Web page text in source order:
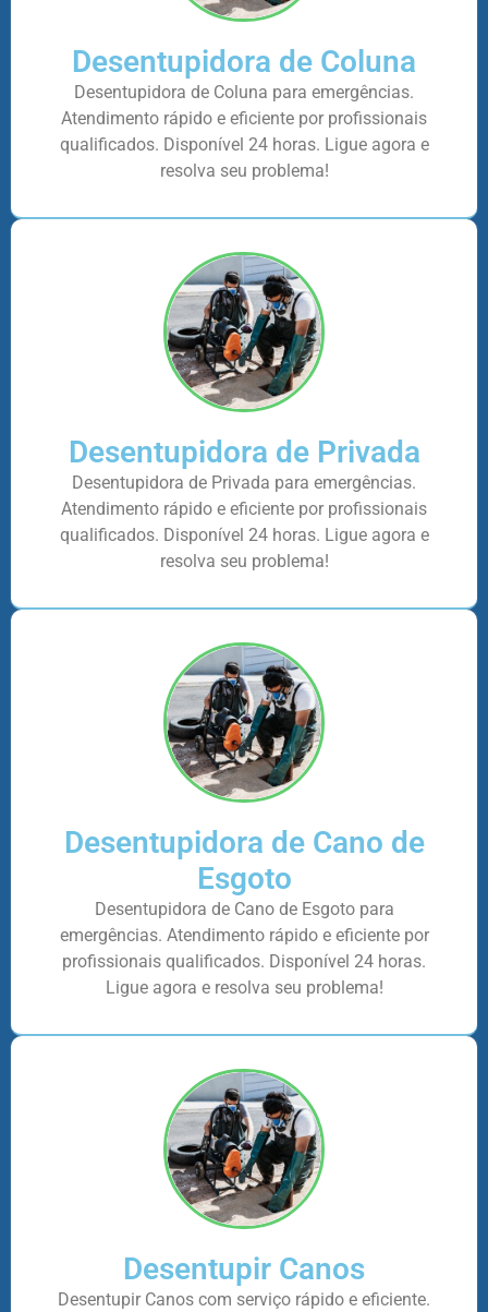
Desentupidora de Coluna
Desentupidora de Coluna para emergências.
Atendimento rápido e eficiente por profissionais
qualificados. Disponível 24 horas. Ligue agora e
resolva seu problema!
Desentupidora de Privada
Desentupidora de Privada para emergências.
Atendimento rápido e eficiente por profissionais
qualificados. Disponível 24 horas. Ligue agora e
resolva seu problema!
Desentupidora de Cano de
Esgoto
Desentupidora de Cano de Esgoto para
emergências. Atendimento rápido e eficiente por
profissionais qualificados. Disponível 24 horas.
Ligue agora e resolva seu problema!
Desentupir Canos
Desentupir Canos com serviço rápido e eficiente.